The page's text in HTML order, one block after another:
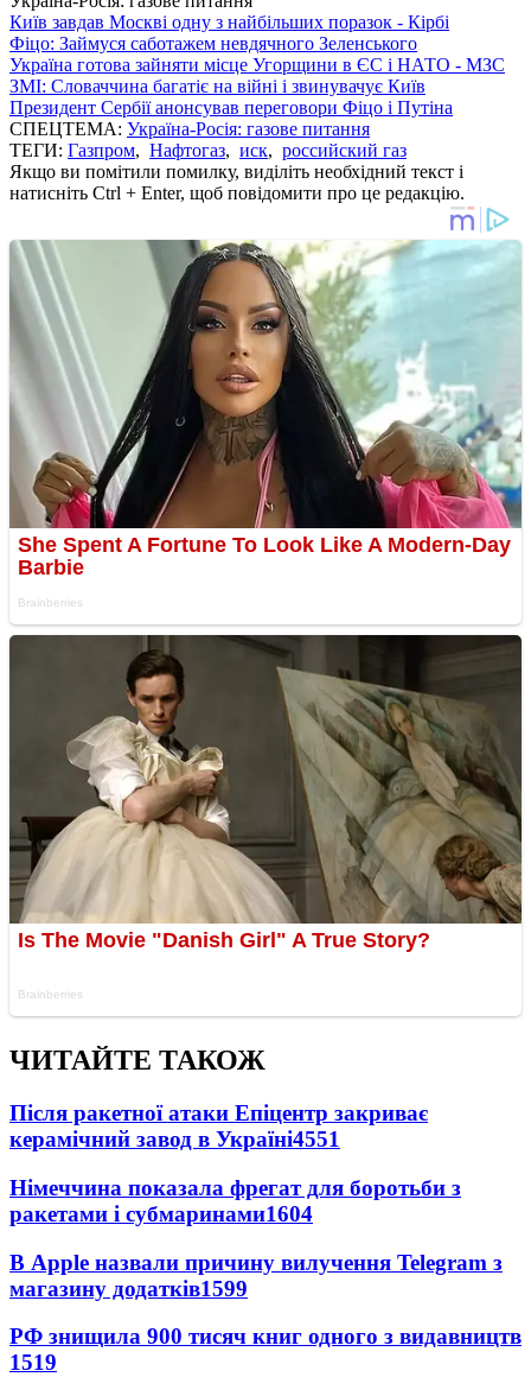
Київ завдав Москві одну з найбільших поразок - Кірбі
Фіцо: Займуся саботажем невдячного Зеленського
Україна готова зайняти місце Угорщини в ЄС і НАТО - МЗС
ЗМІ: Словаччина багатіє на війні і звинувачує Київ
Президент Сербії анонсував переговори Фіцо і Путіна
СПЕЦТЕМА: Україна-Росія: газове питання
ТЕГИ: Газпром, Нафтогаз, иск, российский газ
Якщо ви помітили помилку, виділіть необхідний текст і
натисніть Ctrl + Enter, щоб повідомити про це редакцію.
ЧИТАЙТЕ ТАКОЖ
Після ракетної атаки Епіцентр закриває
керамічний завод в Україні4551
Німеччина показала фрегат для боротьби з
ракетами і субмаринами1604
В Apple назвали причину вилучення Telegram з
магазину додатків1599
РФ знищила 900 тисяч книг одного з видавництв
1519